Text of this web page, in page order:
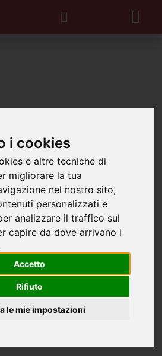
i cookies
e altre tecniche di
migliorare la tua
nel nostro sito,
personalizzati e
analizzare il traffico sul
capire da dove arrivano i
Accetto
Rifiuto
le mie impostazioni